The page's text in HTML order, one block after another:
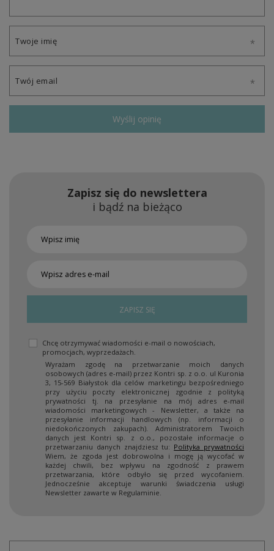
Twoje imię
Twój email
Wyślij opinię
Zapisz się do newslettera
i bądź na bieżąco
ZAPISZ SIĘ
Chcę otrzymywać wiadomości e-mail o nowościach,
promocjach, wyprzedażach.
Wyrażam zgodę na przetwarzanie moich danych
osobowych (adres e-mail) przez Kontri sp. z o.o. ul Kuronia
3, 15-569 Białystok dla celów marketingu bezpośredniego
przy użyciu poczty elektronicznej zgodnie z polityką
prywatności tj. na przesyłanie na mój adres e-mail
wiadomości marketingowych - Newsletter, a także na
przesyłanie informacji handlowych (np. informacji o
niedokończonych zakupach). Administratorem Twoich
danych jest Kontri sp. z o.o., pozostałe informacje o
przetwarzaniu danych znajdziesz tu: Polityka prywatności
Wiem, że zgoda jest dobrowolna i mogę ją wycofać w
każdej chwili, bez wpływu na zgodność z prawem
przetwarzania, które odbyło się przed wycofaniem.
Jednocześnie akceptuje warunki świadczenia usługi
Newsletter zawarte w Regulaminie.